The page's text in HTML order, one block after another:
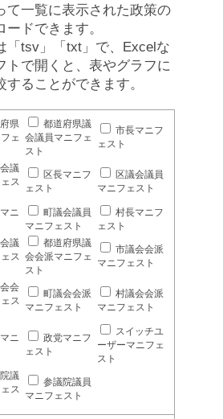
て一覧に表示された政策の
ドできます。
「tsv」「txt」で、Excelな
トで開くと、表やグラフに
することができます。
県
ェ
都道府県議
会議員マニフェ
スト
市長マニフ
ェスト
議
ス
区長マニフ
ェスト
区議会議員
マニフェスト
ニ
町議会議員
マニフェスト
村長マニフ
ェスト
議
ス
都道府県議
会会派マニフェ
スト
市議会会派
マニフェスト
会
ス
町議会会派
マニフェスト
村議会会派
マニフェスト
ニ
政党マニフ
ェスト
スイッチユ
ーザーマニフェ
スト
議
ス
参議院議員
マニフェスト